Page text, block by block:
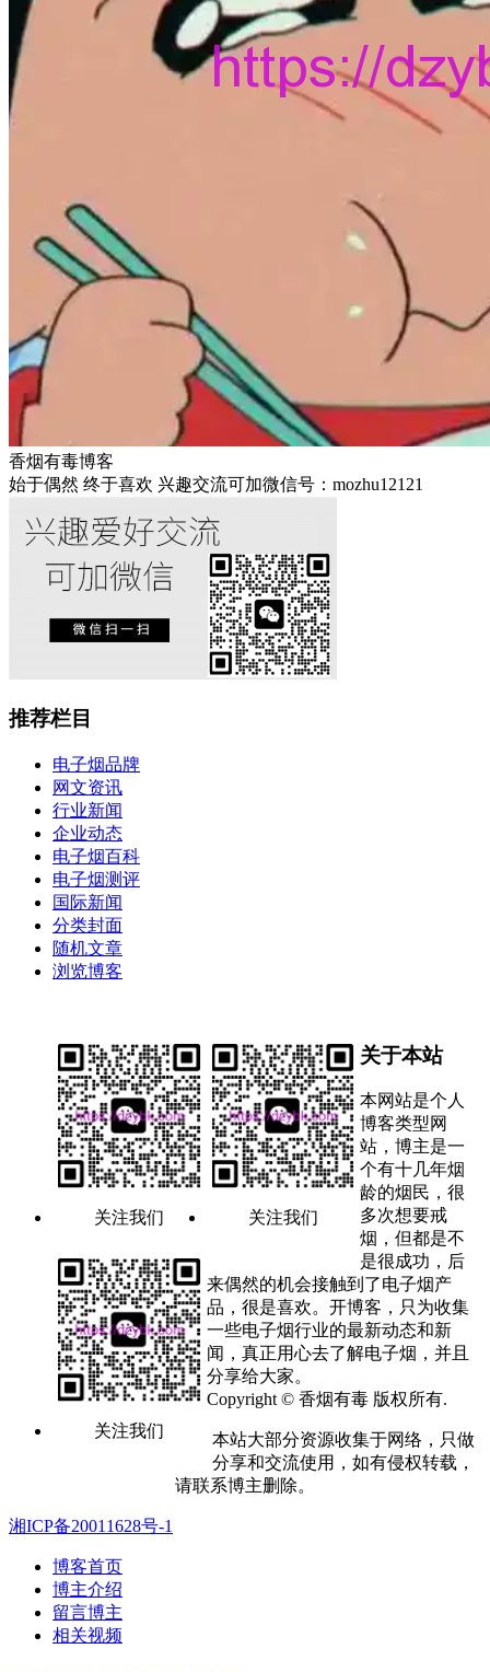
香烟有毒博客
始于偶然 终于喜欢 兴趣交流可加微信号：mozhu12121
推荐栏目
电子烟品牌
网文资讯
行业新闻
企业动态
电子烟百科
电子烟测评
国际新闻
分类封面
随机文章
浏览博客
关注我们 关注我们
关注我们
关于本站
本网站是个人
博客类型网
站，博主是一
个有十几年烟
龄的烟民，很
多次想要戒
烟，但都是不
是很成功，后
来偶然的机会接触到了电子烟产
品，很是喜欢。开博客，只为收集
一些电子烟行业的最新动态和新
闻，真正用心去了解电子烟，并且
分享给大家。
Copyright © 香烟有毒 版权所有.
本站大部分资源收集于网络，只做
分享和交流使用，如有侵权转载，
请联系博主删除。
湘ICP备20011628号-1
博客首页
博主介绍
留言博主
相关视频